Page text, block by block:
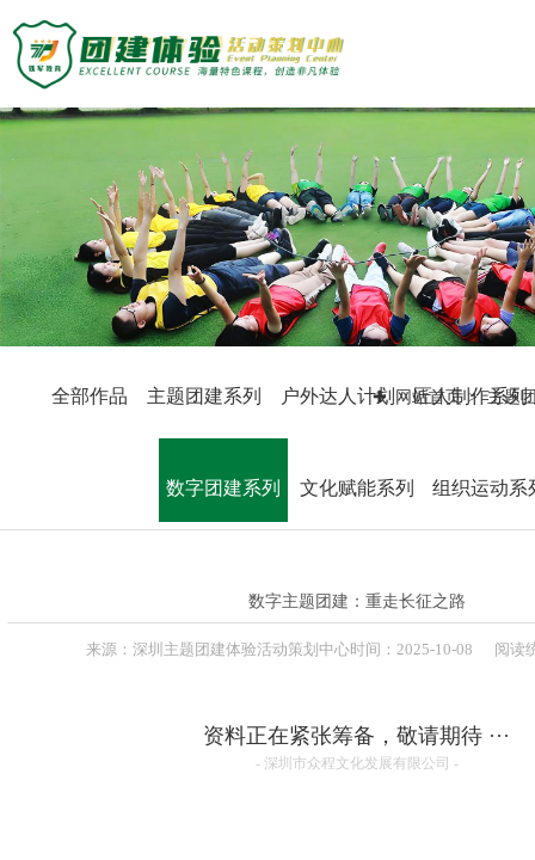
主题团建活动
主题团建系列
户外达人计划
匠人制作系列
音乐释压系列
数字团建系列
文化赋能系列
组织运动系列
定制化方案
团建基地
旅游主题小镇
商务度假景区
国防军事教育
案例展示
生产制造企业
服务顾问资询
教培政企机构
组织架构
联系方式
特级培训师-渝生泷
高级培训师-张伟峰
高级培训师-全鹏举
高级培训师-李根
联系众程
网站首页 主题
全部作品 主题团建系列 户外达人计划 匠人制作系列
数字团建系列 文化赋能系列 组织运动系
数字主题团建：重走长征之路
来源： 深圳主题团建体验活动策划中心时间： 2025-10-08 阅读
资料正在紧张筹备，敬请期待 ···
- 深圳市众程文化发展有限公司 -